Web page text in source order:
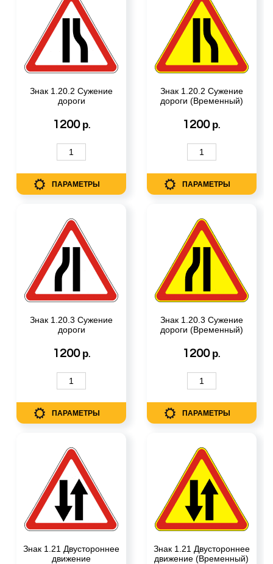
Знак 1.20.2 Сужение
дороги
1200 р.
ПАРАМЕТРЫ
Знак 1.20.2 Сужение
дороги (Временный)
1200 р.
ПАРАМЕТРЫ
Знак 1.20.3 Сужение
дороги
1200 р.
ПАРАМЕТРЫ
Знак 1.20.3 Сужение
дороги (Временный)
1200 р.
ПАРАМЕТРЫ
Знак 1.21 Двустороннее
движение
Знак 1.21 Двустороннее
движение (Временный)